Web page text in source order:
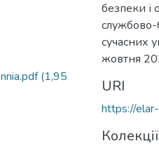
(1,95
безпеки і
службово-
сучасних
жовтня
URI
https://
Колекції